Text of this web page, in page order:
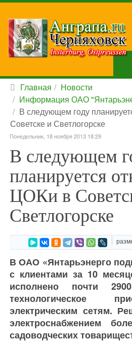
Главная
Новости
Информация ОАО
В следующем году
Советске и Светлогорске
Понедельник, 18 ноября 2013 18:29
В следующем
планируется
ЦОКи в
Светлогорске
В ОАО «Янтарьэнерго
с клиентами за 10
исполнено почти
технологическое
электрическим сетям.
электроснабжением
садоводческих